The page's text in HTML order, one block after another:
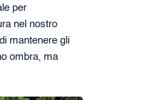
per
nel nostro
mantenere gli
ombra, ma